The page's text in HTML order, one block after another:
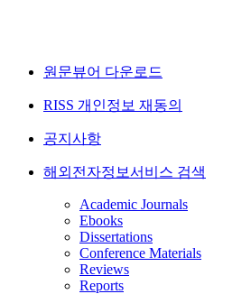
원문뷰어 다운로드
RISS 개인정보 재동의
공지사항
해외전자정보서비스 검색
Academic Journals
Ebooks
Dissertations
Conference Materials
Reviews
Reports